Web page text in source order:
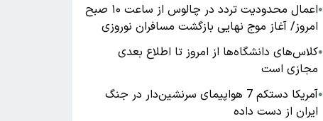
●
اعمال محدودیت تردد در چالوس از ساعت ۱۰ صبح
امروز/ آغاز موج نهایی بازگشت مسافران نوروزی
●کلاس‌های دانشگاه‌ها از امروز تا اطلاع بعدی
مجازی است
●
آمریکا دستکم 7 هواپیمای سرنشین‌دار در جنگ
ایران از دست داده